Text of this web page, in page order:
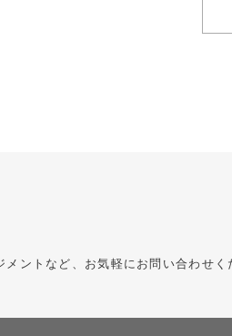
ントなど、お気軽にお問い合わせく